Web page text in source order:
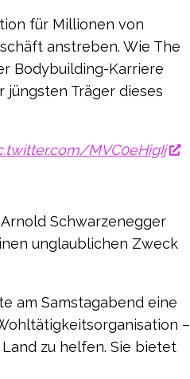
für Millionen von
anstreben. Wie The
Bodybuilding-Karriere
jüngsten Träger dieses
MVC0eHigIj
Schwarzenegger
unglaublichen Zweck
am Samstagabend eine
–
zu helfen. Sie bietet